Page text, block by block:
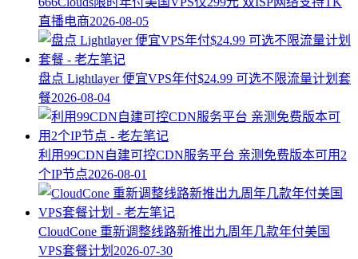
直播电商2026-08-05
盘点 Lightlayer 便宜VPS年付$24.99 可选不限流量计划套
餐2026-08-04
利用99CDN自建可控CDN服务平台 亲测免费版本可用2
个IP节点2026-08-01
CloudCone 重新调整线路新推出九周年几款年付美国
VPS套餐计划 2026-07-30